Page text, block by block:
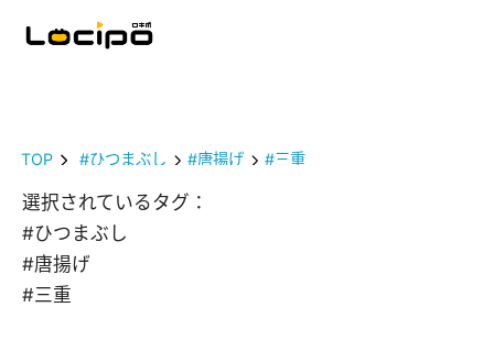
TOP #ひつまぶし #唐揚げ #三重
選択されているタグ：
#ひつまぶし
#唐揚げ
#三重